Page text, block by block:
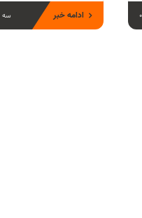
سه شنبه ادامه خبر